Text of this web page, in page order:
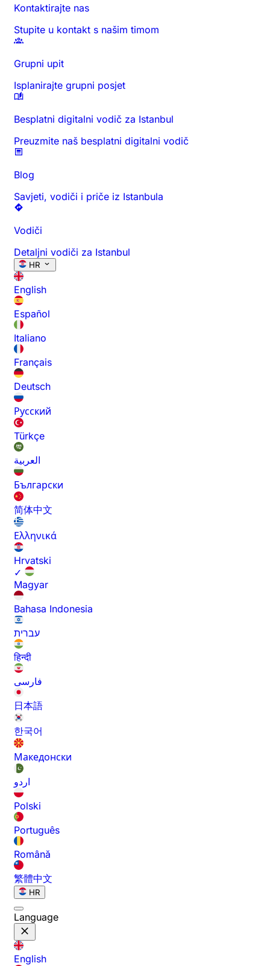
Kontaktirajte nas
Stupite u kontakt s našim timom
Grupni upit
Isplanirajte grupni posjet
Besplatni digitalni vodič za Istanbul
Preuzmite naš besplatni digitalni vodič
Blog
Savjeti, vodiči i priče iz Istanbula
Vodiči
Detaljni vodiči za Istanbul
HR
English
Español
Italiano
Français
Deutsch
Русский
Türkçe
العربية
Български
简体中文
Ελληνικά
Hrvatski
✓
Magyar
Bahasa Indonesia
עברית
हिन्दी
فارسی
日本語
한국어
Македонски
اردو
Polski
Português
Română
繁體中文
HR
Language
English